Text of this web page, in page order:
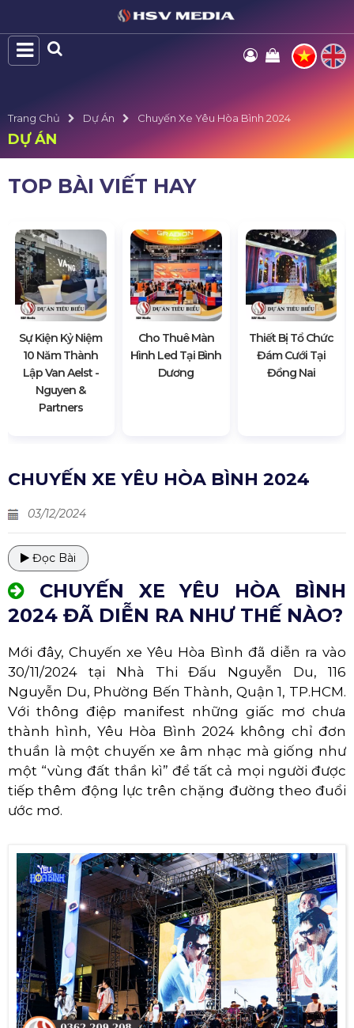
Trang Chủ Dự Án Chuyến Xe Yêu Hòa Bình 2024
DỰ ÁN
TOP BÀI VIẾT HAY
Sự Kiện Kỷ Niệm
10 Năm Thành
Lập Van Aelst -
Nguyen &
Partners
Cho Thuê Màn
Hình Led Tại Bình
Dương
Thiết Bị Tổ Chức
Đám Cưới Tại
Đồng Nai
CHUYẾN XE YÊU HÒA BÌNH 2024
03/12/2024
Đọc Bài
CHUYẾN XE YÊU HÒA BÌNH
2024 ĐÃ DIỄN RA NHƯ THẾ NÀO?
Mới đây, Chuyến xe Yêu Hòa Bình đã diễn ra vào
30/11/2024 tại Nhà Thi Đấu Nguyễn Du, 116
Nguyễn Du, Phường Bến Thành, Quận 1, TP.HCM.
Với thông điệp manifest những giấc mơ chưa
thành hình, Yêu Hòa Bình 2024 không chỉ đơn
thuần là một chuyến xe âm nhạc mà giống như
một “vùng đất thần kì” để tất cả mọi người được
tiếp thêm động lực trên chặng đường theo đuổi
ước mơ.